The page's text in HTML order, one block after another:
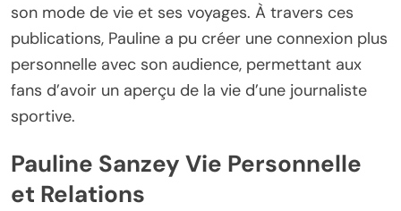
son mode de vie et ses voyages. À travers ces
publications, Pauline a pu créer une connexion plus
personnelle avec son audience, permettant aux
fans d’avoir un aperçu de la vie d’une journaliste
sportive.
Pauline Sanzey Vie Personnelle
et Relations